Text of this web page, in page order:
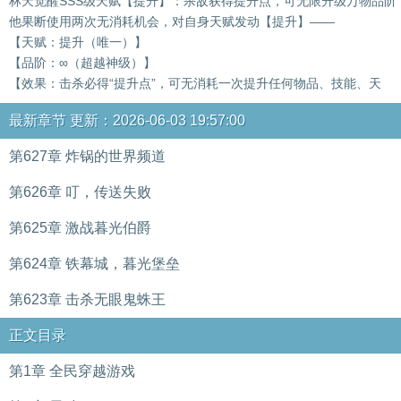
他果断使用两次无消耗机会，对自身天赋发动【提升】——
【天赋：提升（唯一）】
【品阶：∞（超越神级）】
【效果：击杀必得“提升点”，可无消耗一次提升任何物品、技能、天
最新章节 更新：2026-06-03 19:57:00
第627章 炸锅的世界频道
第626章 叮，传送失败
第625章 激战暮光伯爵
第624章 铁幕城，暮光堡垒
第623章 击杀无眼鬼蛛王
正文目录
第1章 全民穿越游戏